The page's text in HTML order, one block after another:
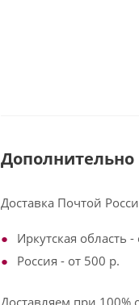
Дополнительно
Доставка Почтой
Иркутская область -
Россия - от 500 р.
Доставляем при 100%